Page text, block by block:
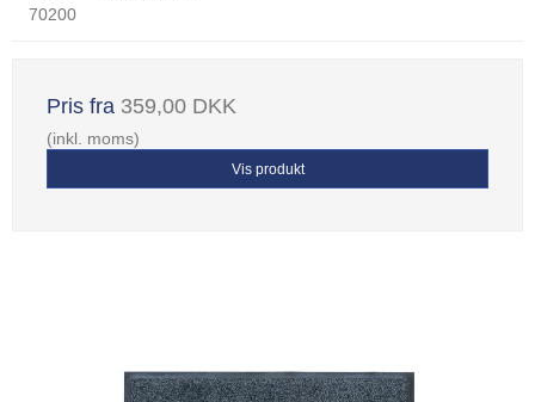
70200
Pris fra 359,00 DKK
(inkl. moms)
Vis produkt